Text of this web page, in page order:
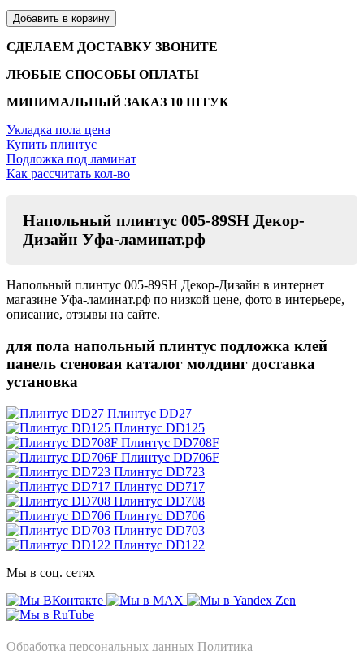
Добавить в корзину
СДЕЛАЕМ ДОСТАВКУ ЗВОНИТЕ
ЛЮБЫЕ СПОСОБЫ ОПЛАТЫ
МИНИМАЛЬНЫЙ ЗАКАЗ 10 ШТУК
Укладка пола цена
Купить плинтус
Подложка под ламинат
Как рассчитать кол-во
Напольный плинтус 005-89SH Декор-
Дизайн Уфа-ламинат.рф
Напольный плинтус 005-89SH Декор-Дизайн в интернет
магазине Уфа-ламинат.рф по низкой цене, фото в интерьере,
описание, отзывы на сайте.
для пола напольный плинтус подложка клей
панель стеновая каталог молдинг доставка
установка
Плинтус DD27
Плинтус DD125
Плинтус DD708F
Плинтус DD706F
Плинтус DD723
Плинтус DD717
Плинтус DD708
Плинтус DD706
Плинтус DD703
Плинтус DD122
Мы в соц. сетях
Обработка персональных данных Политика